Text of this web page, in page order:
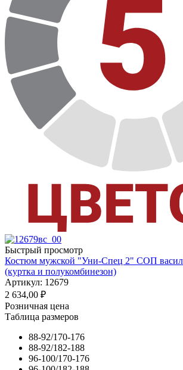
Быстрый просмотр
Костюм мужской "Уни-Спец 2" СОП
(куртка и полукомбинезон)
Артикул: 12679
2 634,00 ₽
Розничная цена
Таблица размеров
88-92/170-176
88-92/182-188
96-100/170-176